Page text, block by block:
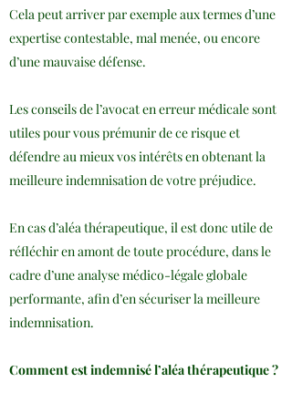
Cela peut arriver par exemple aux termes d’une
expertise contestable, mal menée, ou encore
d’une mauvaise défense.
Les conseils de l’avocat en erreur médicale sont
utiles pour vous prémunir de ce risque et
défendre au mieux vos intérêts en obtenant la
meilleure indemnisation de votre préjudice.
En cas d’aléa thérapeutique, il est donc utile de
réfléchir en amont de toute procédure, dans le
cadre d’une analyse médico-légale globale
performante, afin d’en sécuriser la meilleure
indemnisation.
Comment est indemnisé l’aléa thérapeutique ?